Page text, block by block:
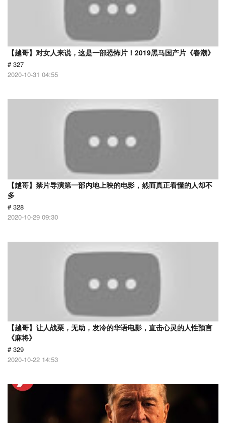
【越哥】对女人来说，这是一部恐怖片！2019黑马国产片《春潮》
# 327
2020-10-31 04:55
【越哥】禁片导演第一部内地上映的电影，然而真正看懂的人却不
多
# 328
2020-10-29 09:30
【越哥】让人战栗，无助，发冷的华语电影，直击心灵的人性预言
《麻将》
# 329
2020-10-22 14:53